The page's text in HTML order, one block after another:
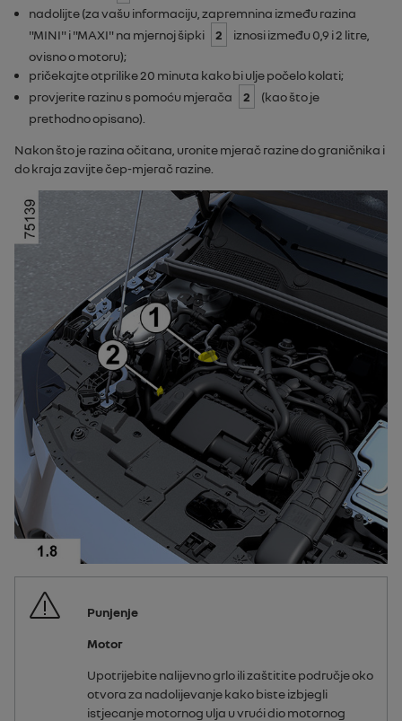
nadolijte (za vašu informaciju, zapremnina između razina
"MINI" i "MAXI" na mjernoj šipki 2
iznosi između 0,9 i 2 litre,
ovisno o motoru);
pričekajte otprilike 20 minuta kako bi ulje počelo kolati;
provjerite razinu s pomoću mjerača
2
(kao što je
prethodno opisano).
Nakon što je razina očitana, uronite mjerač razine do graničnika i
do kraja zavijte čep-mjerač razine.
Punjenje
Motor
Upotrijebite nalijevno grlo ili zaštitite područje oko
otvora za nadolijevanje kako biste izbjegli
istjecanje motornog ulja u vrući dio motornog